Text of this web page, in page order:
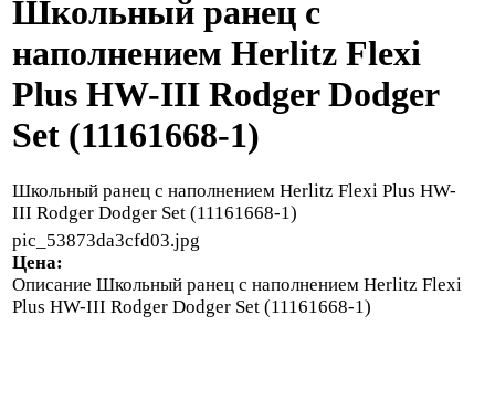
Школьный ранец с
наполнением Herlitz Flexi
Plus HW-III Rodger Dodger
Set (11161668-1)
Школьный ранец с наполнением Herlitz Flexi Plus HW-
III Rodger Dodger Set (11161668-1)
pic_53873da3cfd03.jpg
Цена:
Описание Школьный ранец с наполнением Herlitz Flexi
Plus HW-III Rodger Dodger Set (11161668-1)